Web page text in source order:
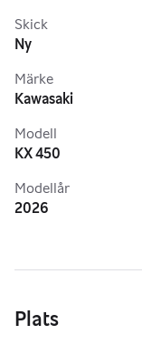
Skick
Ny
Märke
Kawasaki
Modell
KX 450
Modellår
2026
Plats